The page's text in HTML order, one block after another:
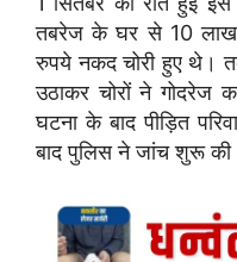
तबरेज के घर से 10
रुपये नकद चोरी हुए थे।
उठाकर चोरों ने गोदरेज
घटना के बाद पीड़ित
बाद पुलिस ने जांच शुरू